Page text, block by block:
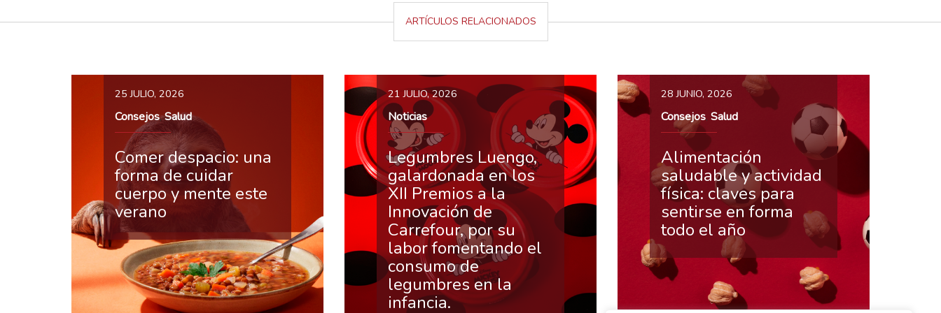
ARTÍCULOS RELACIONADOS
25 JULIO, 2026
Consejos,Salud
Comer despacio: una
forma de cuidar
cuerpo y mente este
verano
21 JULIO, 2026
Noticias
Legumbres Luengo,
galardonada en los
XII Premios a la
Innovación de
Carrefour, por su
labor fomentando el
consumo de
legumbres en la
infancia.
28 JUNIO, 2026
Consejos, Salud
Alimentación
saludable y actividad
física: claves para
sentirse en forma
todo el año